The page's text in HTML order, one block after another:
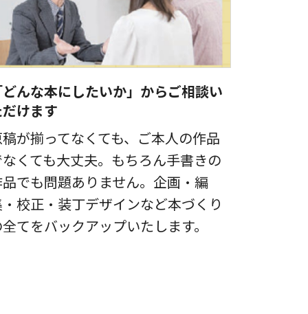
んな本にしたいか」からご相談い
けます
が揃ってなくても、ご本人の作品
くても大丈夫。もちろん手書きの
でも問題ありません。企画・編
校正・装丁デザインなど本づくり
てをバックアップいたします。